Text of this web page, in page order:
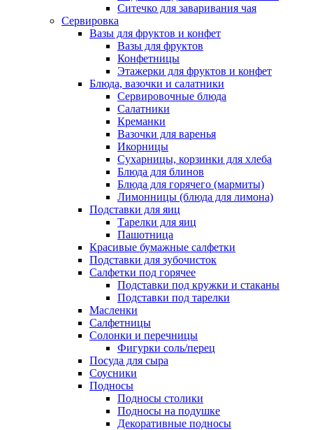
Ситечко для заваривания чая
Сервировка
Вазы для фруктов и конфет
Вазы для фруктов
Конфетницы
Этажерки для фруктов и конфет
Блюда, вазочки и салатники
Сервировочные блюда
Салатники
Креманки
Вазочки для варенья
Икорницы
Сухарницы, корзинки для хлеба
Блюда для блинов
Блюда для горячего (мармиты)
Лимонницы (блюда для лимона)
Подставки для яиц
Тарелки для яиц
Пашотница
Красивые бумажные салфетки
Подставки для зубочисток
Салфетки под горячее
Подставки под кружки и стаканы
Подставки под тарелки
Масленки
Салфетницы
Солонки и перечницы
Фигурки соль/перец
Посуда для сыра
Соусники
Подносы
Подносы столики
Подносы на подушке
Декоративные подносы